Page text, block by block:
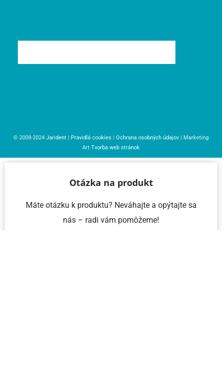
© 2008-2024 Jarident | Pravidlá cookies | Ochrana osobných údajov | Marketing
Art Tvorba web stránok
Otázka na produkt
Máte otázku k produktu? Neváhajte a opýtajte sa
nás – radi vám pomôžeme!